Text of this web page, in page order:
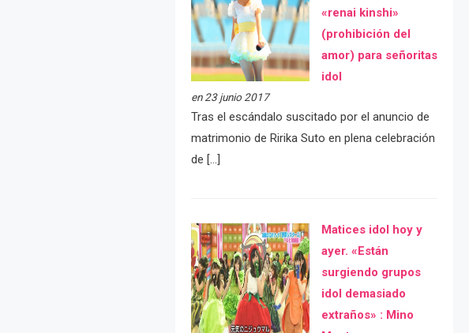
«renai kinshi»
(prohibición del
amor) para señoritas
idol
en 23 junio 2017
Tras el escándalo suscitado por el anuncio de
matrimonio de Ririka Suto en plena celebración
de […]
Matices idol hoy y
ayer. «Están
surgiendo grupos
idol demasiado
extraños» : Mino